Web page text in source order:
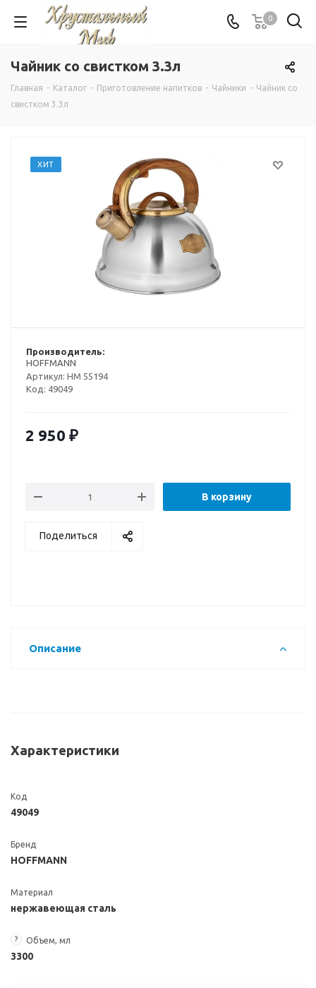
0
Чайник со свистком 3.3л
Главная - Каталог - Приготовление напитков - Чайники - Чайник со
свистком 3.3л
ХИТ
Производитель:
HOFFMANN
Артикул: НМ 55194
Код: 49049
2 950 ₽
В корзину
Поделиться
Описание
Характеристики
Код
49049
Бренд
HOFFMANN
Материал
нержавеющая сталь
? Объем, мл
3300